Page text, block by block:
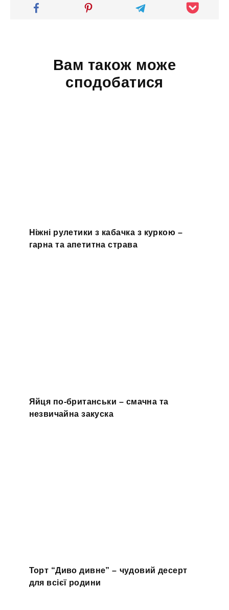
Вам також може
сподобатися
Ніжні рулетики з кабачка з куркою –
гарна та апетитна страва
Яйця по-британськи – смачна та
незвичайна закуска
Торт “Диво дивне” – чудовий десерт
для всієї родини